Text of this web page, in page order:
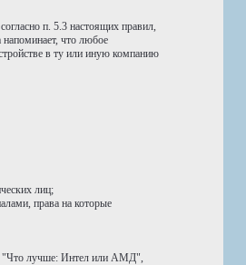
п. 5.3 настоящих правил,
что любое
в ту или иную компанию
лиц;
права на которые
"Что лучше: Интел или АМД",